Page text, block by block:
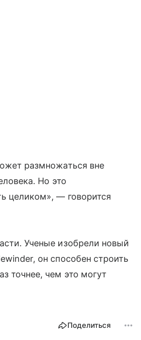
размножаться вне
Но это
целиком», — говорится
Ученые изобрели новый
он способен строить
точнее, чем это могут
Поделиться